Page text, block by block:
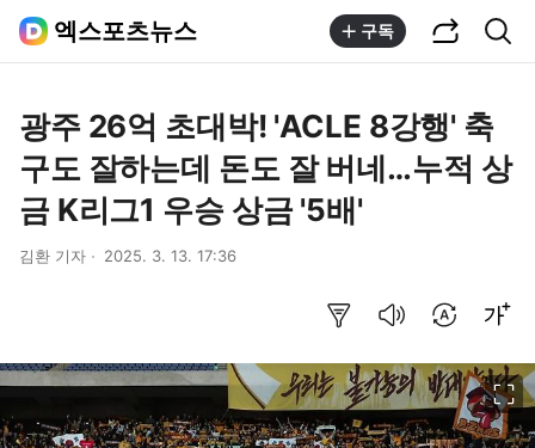
엑스포츠뉴스 구독
광주 26억 초대박! 'ACLE 8강행' 축
구도 잘하는데 돈도 잘 버네…누적 상
금 K리그1 우승 상금 '5배'
김환 기자 2025. 3. 13. 17:36